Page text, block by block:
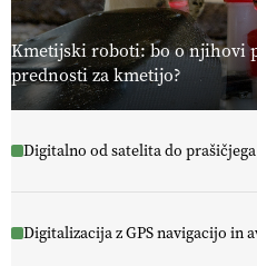
Kmetijski roboti: bo o njihovi
prednosti za kmetijo?
Digitalno od satelita do
Digitalizacija z GPS navigacijo in